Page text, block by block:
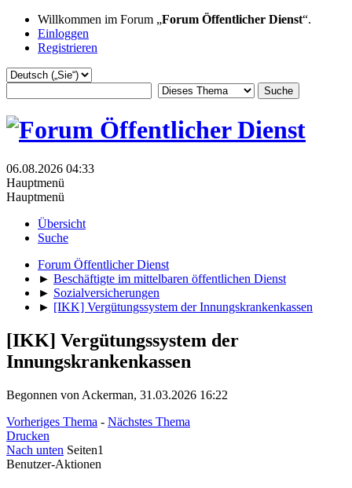
Willkommen im Forum „Forum Öffentlicher Dienst“.
Einloggen
Registrieren
06.08.2026 04:33
Hauptmenü
Hauptmenü
Übersicht
Suche
Forum Öffentlicher Dienst
► Beschäftigte im mittelbaren öffentlichen Dienst
► Sozialversicherungen
► [IKK] Vergütungssystem der Innungskrankenkassen
[IKK] Vergütungssystem der
Innungskrankenkassen
Begonnen von Ackerman, 31.03.2026 16:22
Vorheriges Thema - Nächstes Thema
Drucken
Nach unten Seiten1
Benutzer-Aktionen